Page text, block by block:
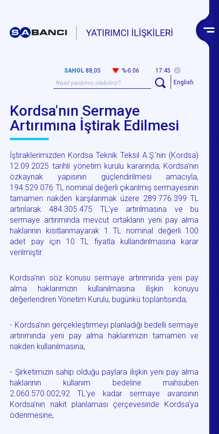
SAHOL 88,05 %-0.06
17:45
English
Kordsa'nın Sermaye
Artırımına İştirak Edilmesi
İştiraklerimizden Kordsa Teknik Teksil A.Ş.'nin (Kordsa)
12.09.2025 tarihli yönetim kurulu kararında; Kordsa'nın
özkaynak yapısının güçlendirilmesi amacıyla,
194.529.076 TL nominal değerli çıkarılmış sermayesinin
tamamen nakden karşılanmak üzere 289.776.399 TL
artırılarak 484.305.475 TL'ye artırılmasına ve bu
sermaye artırımında mevcut ortakların yeni pay alma
haklarının kısıtlanmayarak 1 TL nominal değerli 100
adet pay için 10 TL fiyatla kullandırılmasına karar
verilmiştir.
Kordsa'nın söz konusu sermaye artırımında yeni pay
alma haklarımızın kullanılmasına ilişkin konuyu
değerlendiren Yönetim Kurulu, bugünkü toplantısında;
- Kordsa'nın gerçekleştirmeyi planladığı bedelli sermaye
artırımında yeni pay alma haklarımızın tamamen ve
nakden kullanılmasına,
- Şirketimizin sahip olduğu paylara ilişkin yeni pay alma
haklarının kullanım bedeline mahsuben
2.060.570.002,92 TL'ye kadar sermaye avansının
Kordsa'nın nakit planlaması çerçevesinde Kordsa'ya
ödenmesine,